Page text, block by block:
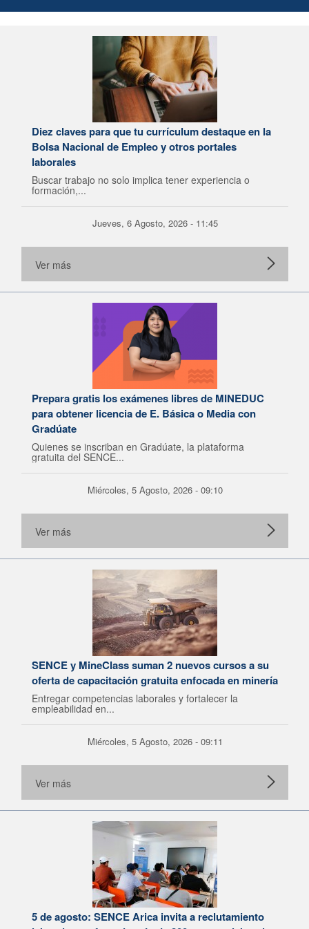
Diez claves para que tu currículum destaque en la
Bolsa Nacional de Empleo y otros portales
laborales
Buscar trabajo no solo implica tener experiencia o
formación,...
Jueves, 6 Agosto, 2026 - 11:45
Ver más
Prepara gratis los exámenes libres de MINEDUC
para obtener licencia de E. Básica o Media con
Gradúate
Quienes se inscriban en Gradúate, la plataforma
gratuita del SENCE...
Miércoles, 5 Agosto, 2026 - 09:10
Ver más
SENCE y MineClass suman 2 nuevos cursos a su
oferta de capacitación gratuita enfocada en minería
Entregar competencias laborales y fortalecer la
empleabilidad en...
Miércoles, 5 Agosto, 2026 - 09:11
Ver más
5 de agosto: SENCE Arica invita a reclutamiento